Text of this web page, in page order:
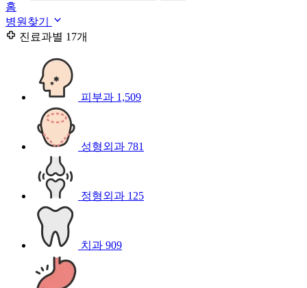
홈
병원찾기
진료과별 17개
피부과 1,509
성형외과 781
정형외과 125
치과 909